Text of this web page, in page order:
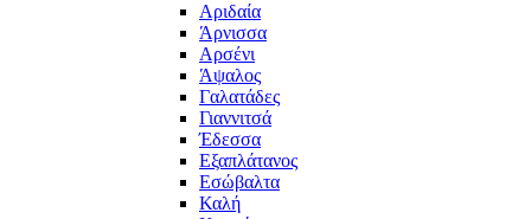
Αριδαία
Άρνισσα
Αρσένι
Άψαλος
Γαλατάδες
Γιαννιτσά
Έδεσσα
Εξαπλάτανος
Εσώβαλτα
Καλή